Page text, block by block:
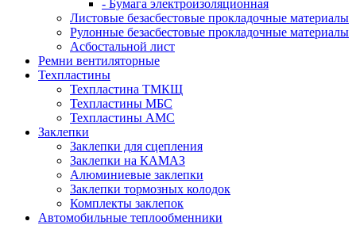
- Бумага электроизоляционная
Листовые безасбестовые прокладочные материалы
Рулонные безасбестовые прокладочные материалы
Асбостальной лист
Ремни вентиляторные
Техпластины
Техпластина ТМКЩ
Техпластины МБС
Техпластины АМС
Заклепки
Заклепки для сцепления
Заклепки на КАМАЗ
Алюминиевые заклепки
Заклепки тормозных колодок
Комплекты заклепок
Автомобильные теплообменники